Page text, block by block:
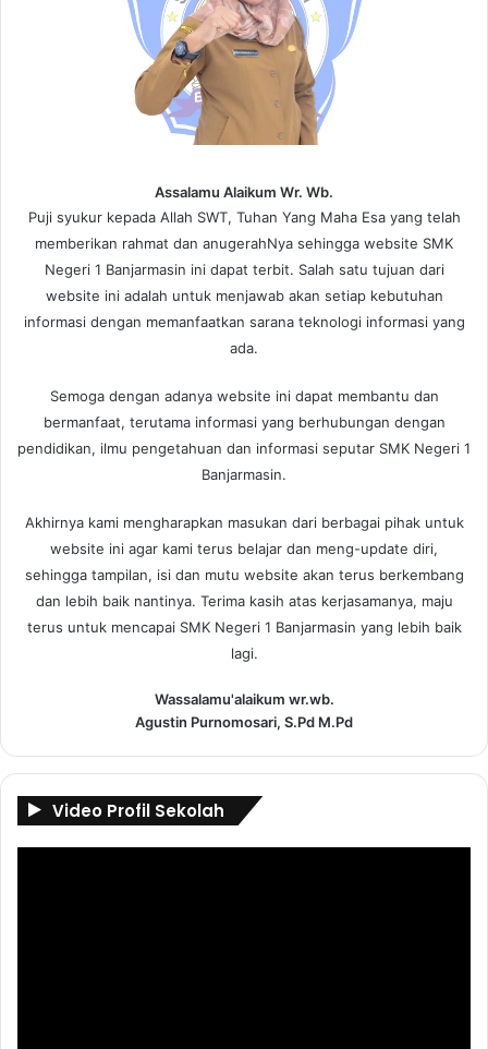
Assalamu Alaikum Wr. Wb.
Puji syukur kepada Allah SWT, Tuhan Yang Maha Esa yang telah
memberikan rahmat dan anugerahNya sehingga website SMK
Negeri 1 Banjarmasin ini dapat terbit. Salah satu tujuan dari
website ini adalah untuk menjawab akan setiap kebutuhan
informasi dengan memanfaatkan sarana teknologi informasi yang
ada.
Semoga dengan adanya website ini dapat membantu dan
bermanfaat, terutama informasi yang berhubungan dengan
pendidikan, ilmu pengetahuan dan informasi seputar SMK Negeri 1
Banjarmasin.
Akhirnya kami mengharapkan masukan dari berbagai pihak untuk
website ini agar kami terus belajar dan meng-update diri,
sehingga tampilan, isi dan mutu website akan terus berkembang
dan lebih baik nantinya. Terima kasih atas kerjasamanya, maju
terus untuk mencapai SMK Negeri 1 Banjarmasin yang lebih baik
lagi.
Wassalamu'alaikum wr.wb.
Agustin Purnomosari, S.Pd M.Pd
Video Profil Sekolah